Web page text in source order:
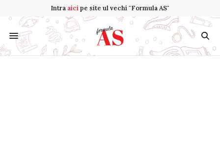
Intra aicipe site ul vechi "Formula AS"